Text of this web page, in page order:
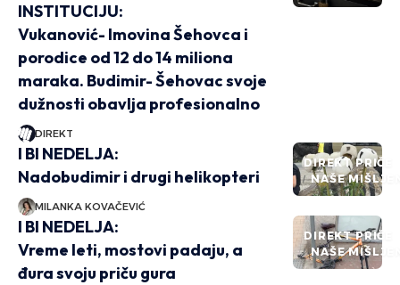
INSTITUCIJU:
Vukanović- Imovina Šehovca i
porodice od 12 do 14 miliona
maraka. Budimir- Šehovac svoje
dužnosti obavlja profesionalno
DIREKT
DIREKT PRIČE
NAŠE
I BI NEDELJA:
Nadobudimir i drugi helikopteri
MILANKA KOVAČEVIĆ
DIREKT PRIČE
NAŠE
I BI NEDELJA:
Vreme leti, mostovi padaju, a
đura svoju priču gura